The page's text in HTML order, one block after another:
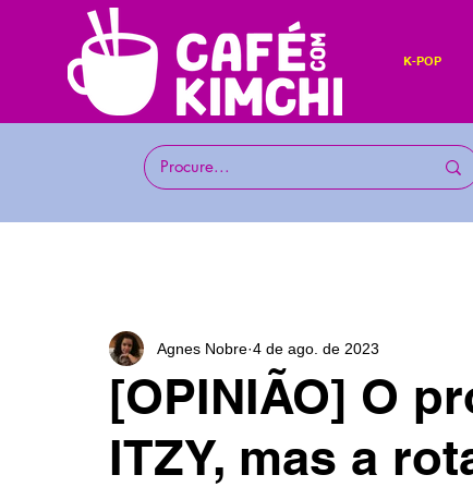
K-POP
[OPINIÃO] O
ITZY, mas a
Agnes Nobre 4 de ago. de 2023